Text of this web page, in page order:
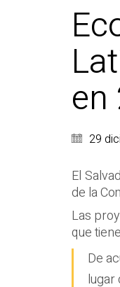
en
29
El
de la
Las
que
De
lugar